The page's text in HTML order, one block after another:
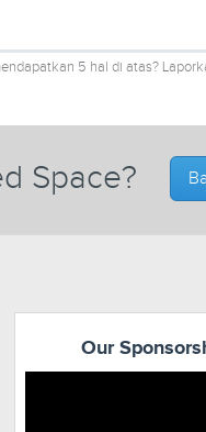
5 hal di atas?
Space?
Our